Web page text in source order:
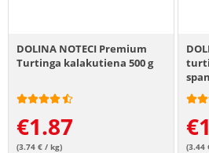
DOLINA NOTECI Premium
Turtinga kalakutiena 500 g
€1.87
(3.74 € / kg)
€
(3.44